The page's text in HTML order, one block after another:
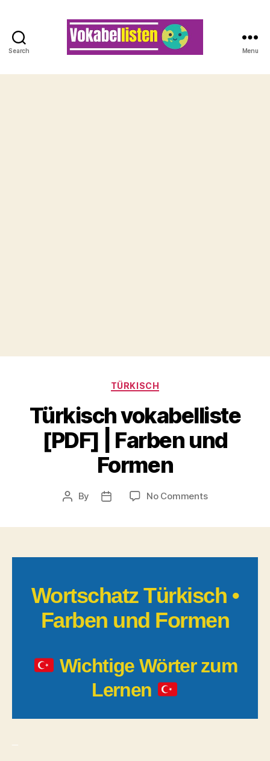
Search Menu
Categories
TÜRKISCH
Türkisch vokabelliste
[PDF] | Farben und
Formen
Post
By
Post
No Commentson
Formen
Wortschatz Türkisch •
Farben und Formen
Wichtige Wörter zum
Lernen